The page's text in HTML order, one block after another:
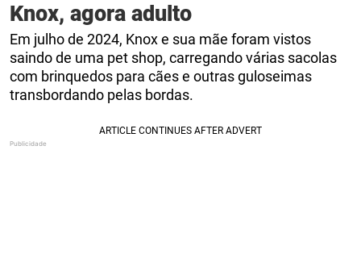
Knox, agora adulto
Em julho de 2024, Knox e sua mãe foram vistos
saindo de uma pet shop, carregando várias sacolas
com brinquedos para cães e outras guloseimas
transbordando pelas bordas.